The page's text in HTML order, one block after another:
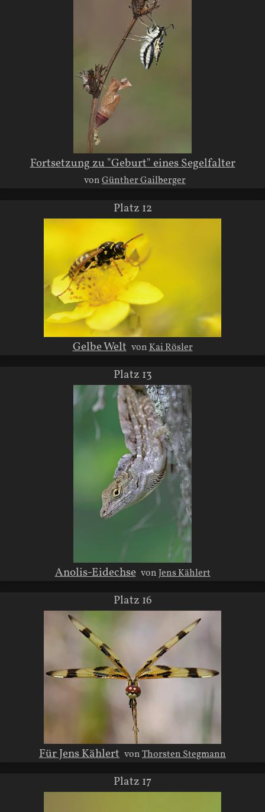
Fortsetzung zu "Geburt" eines Segelfalter
vonGünther Gailberger
Platz 12
Gelbe Welt vonKai Rösler
Platz 13
Anolis-Eidechse vonJens Kählert
Platz 16
Für Jens Kählert vonThorsten Stegmann
Platz 17